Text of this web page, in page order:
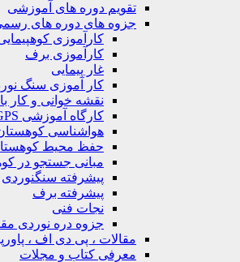
تقویم دوره های آموزشی
جزوه های دوره های رسمی
کارآموزی کوهپیمایی
کارآموزی برف
غار پیمایی
کار آموزی سنگ نوردی
نقشه خوانی و کار با قطب نما
کارگاه آموزشی GPS
هواشناسی کوهستان
حفظ محیط کوهستان
مبانی جستجو در کوهستان
پیشرفته سنگنوردی
پیشرفته برف
نجات فنی
جزوه دره نوردی مقدماتی
مقالات ، پی دی اف ، پاورپوینت
معرفی کتاب و مجلات